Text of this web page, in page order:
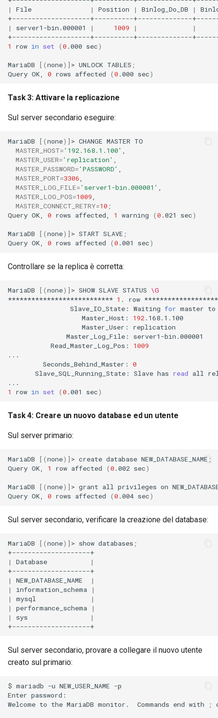
| File | Position | Binlog_Do_DB |
| server1-bin.000001 | 1009 | |
1 row in set (0 .000 sec)
MariaDB [(none)] > UNLOCK TABLES ;
Query OK, 0 rows affected (0 .000 sec)
Task 3: Attivare la replicazione
Sul server secondario eseguire:
MariaDB [(none)] > CHANGE MASTER
MASTER_HOST='192.168.1.100'
MASTER_USER='replication'
MASTER_PASSWORD='PASSWORD'
MASTER_PORT=3306
MASTER_LOG_FILE='server1-bin.000001'
MASTER_LOG_POS=1009
MASTER_CONNECT_RETRY=10 ;
Query OK, 0 rows affected, 1 warning (0 .021 sec)
MariaDB [(none)] > START SLAVE ;
Query OK, 0 rows affected (0 .001 sec)
Controllare se la replica è corretta:
MariaDB [(none)] > SHOW SLAVE STATUS \G
*************************** 1 .
row
Slave_IO_State:
Waiting for master to
Master_Host:
192
Master_User:
Master_Log_File:
Read_Master_Log_Pos:
1009
Seconds_Behind_Master:
0
Slave_SQL_Running_State:
Slave has read all
1
row in set (0 .001 sec)
Task 4: Creare un nuovo database ed un utente
Sul server primario:
MariaDB [(none)] > create database NEW_DATABASE_NAME ;
Query OK, 1 row affected (0 .002 sec)
MariaDB [(none)] > grant all privileges on
Query OK, 0 rows affected (0 .004 sec)
Sul server secondario, verificare la creazione del database:
MariaDB [(none)] > show databases ;
|
Database
|
|
NEW_DATABASE_NAME
|
|
information_schema
|
|
mysql
|
|
performance_schema
|
|
sys
|
Sul server secondario, provare a collegare il nuovo utente
creato sul primario:
$ mariadb -u NEW_USER_NAME -p
Enter password:
Welcome to the MariaDB monitor. Commands end with ;